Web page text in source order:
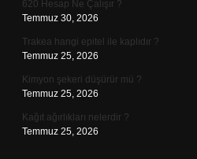
620 Hesap Ne Çalışır ?
Temmuz 30, 2026
Trakea hangi epitel ile kaplıdır ?
Temmuz 25, 2026
Kimyon şekeri düşürür mü ?
Temmuz 25, 2026
Kağıt ağırlıkları nelerdir ?
Temmuz 25, 2026